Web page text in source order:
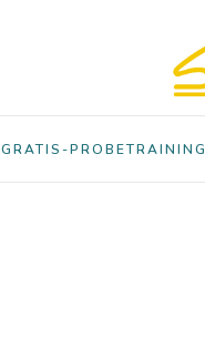
GRATIS-PROBETRAINING